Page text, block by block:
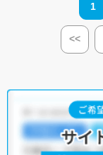
1
<<